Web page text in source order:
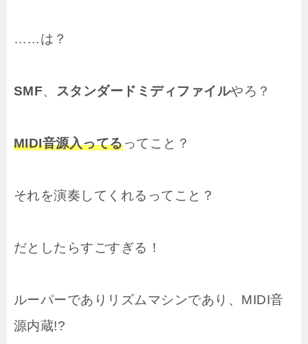
……は？
SMF、 スタンダードミディファイルやろ？
MIDI音源入ってるってこと？
それを演奏してくれるってこと？
だとしたらすごすぎる！
ルーパーでありリズムマシンであり、MIDI音
源内蔵!?